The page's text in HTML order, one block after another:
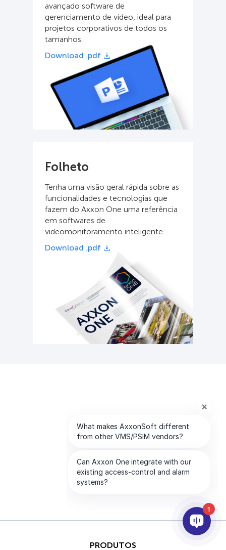
avançado software de
gerenciamento de vídeo, ideal para
projetos corporativos de todos os
tamanhos.
Download .pdf
Folheto
Tenha uma visão geral rápida sobre as
funcionalidades e tecnologias que
fazem do Axxon One uma referência
em softwares de
videomonitoramento inteligente.
Download .pdf
PRODUTOS
1